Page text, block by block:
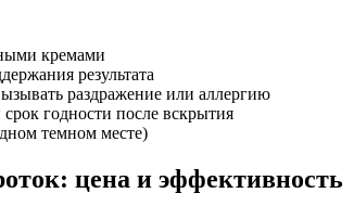
кремами
результата
раздражение или аллергию
годности после вскрытия
темном месте)
цена и эффективность